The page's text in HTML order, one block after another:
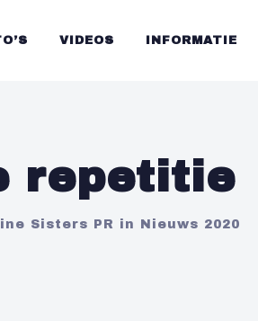
VIDEOS INFORMATIE
repetitie
Sisters PR in Nieuws 2020